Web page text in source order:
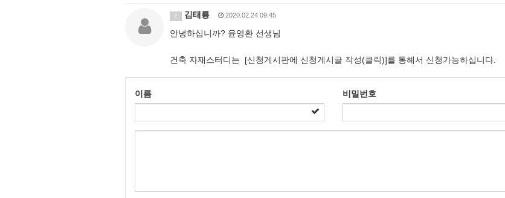
2 김태룡 2020.02.24 09:45
안녕하십니까? 윤영환 선생님
건축 자재스터디는 [신청게시판에 신청게시글 작성(클 릭)]를 통해서 신청가능하십니다.
이름 비밀번호